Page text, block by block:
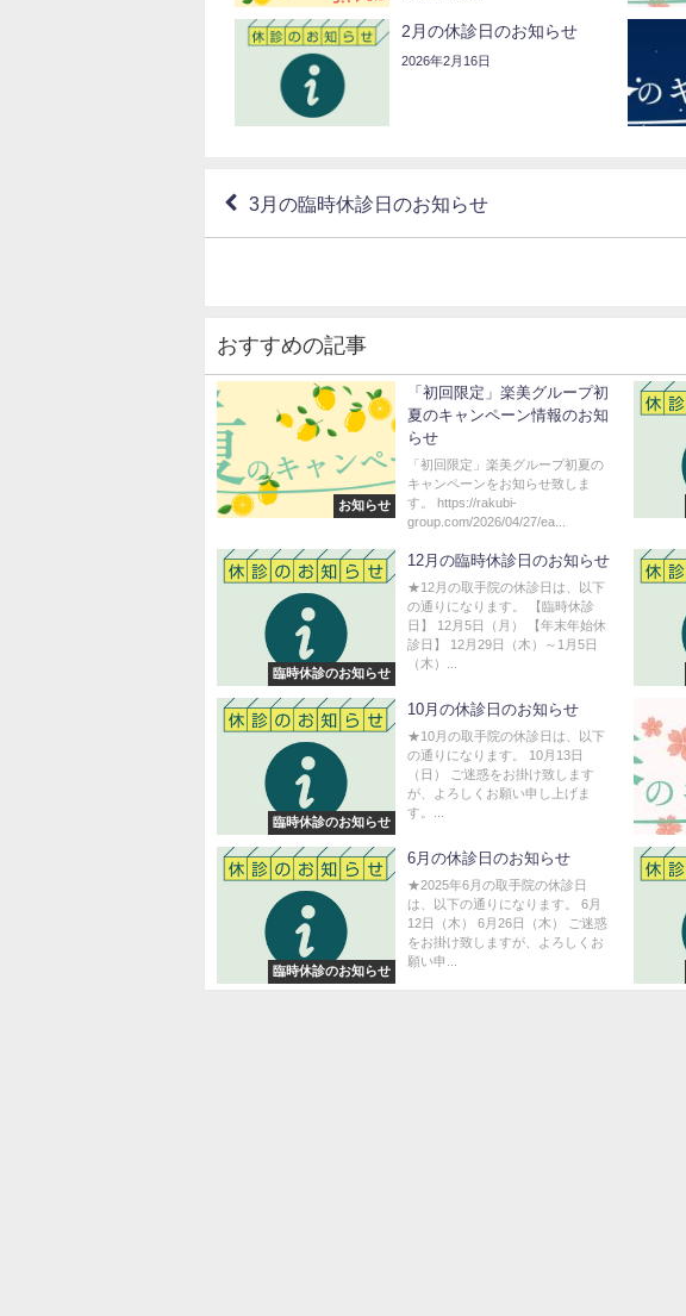
2月の休診日のお知らせ
2026年2月16日
3月の臨時休診日のお知らせ
おすすめの記事
お知らせ
「初回限定」楽美グループ初
夏のキャンペーン情報のお知
らせ
「初回限定」楽美グループ初夏の
キャンペーンをお知らせ致しま
す。 https://rakubi-
group.com/2026/04/27/ea...
臨時休診のお知らせ
12月の臨時休診日のお知らせ
★12月の取手院の休診日は、以下
の通りになります。 【臨時休診
日】 12月5日（月） 【年末年始休
診日】 12月29日（木）～1月5日
（木）...
臨時休診のお知らせ
10月の休診日のお知らせ
★10月の取手院の休診日は、以下
の通りになります。 10月13日
（日） ご迷惑をお掛け致します
が、よろしくお願い申し上げま
す。...
臨時休診のお知らせ
6月の休診日のお知らせ
★2025年6月の取手院の休診日
は、以下の通りになります。 6月
12日（木） 6月26日（木） ご迷惑
をお掛け致しますが、よろしくお
願い申...